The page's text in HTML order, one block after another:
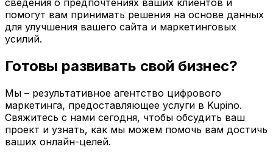
сведения о предпочтениях ваших клиентов и
помогут вам принимать решения на основе данных
для улучшения вашего сайта и маркетинговых
усилий.
Готовы развивать свой бизнес?
Мы – результативное агентство цифрового
маркетинга, предоставляющее услуги в Kupino.
Свяжитесь с нами сегодня, чтобы обсудить ваш
проект и узнать, как мы можем помочь вам достичь
ваших онлайн-целей.